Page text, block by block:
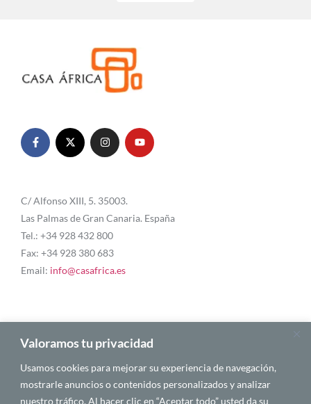
Valoramos tu privacidad
Usamos cookies para mejorar su experiencia de navegación,
mostrarle anuncios o contenidos personalizados y analizar
nuestro tráfico. Al hacer clic en “Aceptar todo” usted da su
C/ Alfonso XIII, 5. 35003.
Las Palmas de Gran Canaria. España
Tel.: +34 928 432 800
Fax: +34 928 380 683
Email: info@casafrica.es
Blog
Quiénes somos